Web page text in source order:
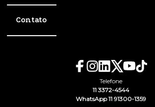
Contato
Telefone
11 3372-4544
WhatsApp 11 91300-1359